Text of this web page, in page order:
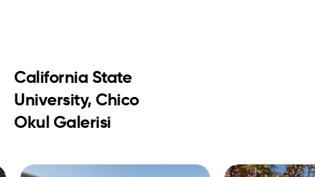
California State
University, Chico
Okul Galerisi